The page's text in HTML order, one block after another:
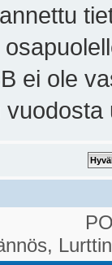
ei ole